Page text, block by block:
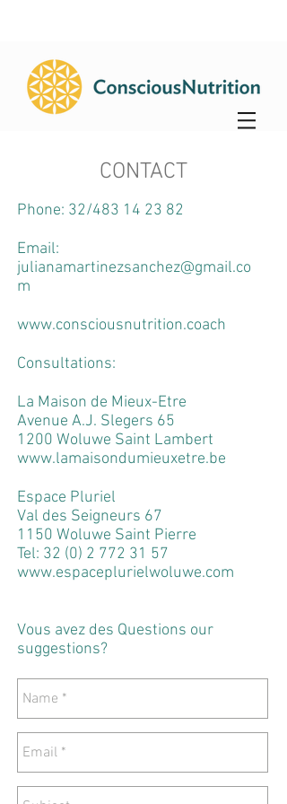
CONTACT
Phone: 32/483 14 23 82
Email:
julianamartinezsanchez@gmail.co
m
www.consciousnutrition.coach
Consultations:
La Maison de Mieux-Etre
Avenue A.J. Slegers 65
1200 Woluwe Saint Lambert
www.lamaisondumieuxetre.be
Espace Pluriel
Val des Seigneurs 67
1150 Woluwe Saint Pierre
Tel: 32 (0) 2 772 31 57
www.espaceplurielwoluwe.com
Vous avez des Questions our
suggestions?